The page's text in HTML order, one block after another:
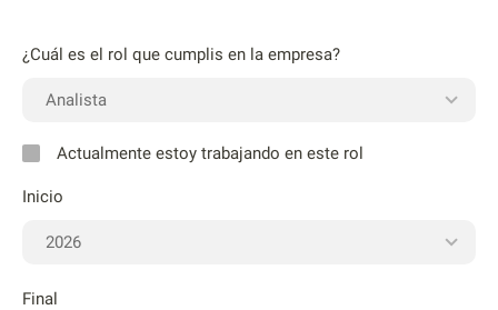
¿Cuál es el rol que cumplis en la empresa?
Actualmente estoy trabajando en este rol
Inicio
Final